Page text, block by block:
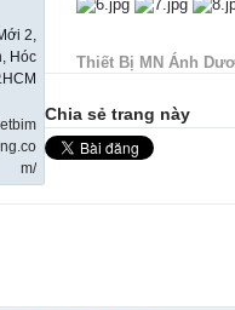
2,
Hóc
m/
Thiết Bị MN Ánh
Chia sẻ trang này